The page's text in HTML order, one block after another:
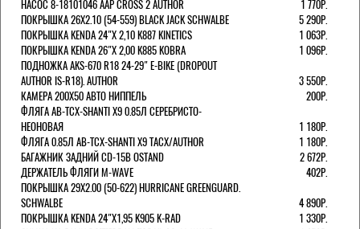
НАСОС 8-18101046 AAP CROSS 2 AUTHOR
1 770Р.
ПОКРЫШКА 26X2.10 (54-559) BLACK JACK SCHWALBE
5 290Р.
ПОКРЫШКА KENDA 24"Х 2,10 K887 KINETICS
1 063Р.
ПОКРЫШКА KENDA 26"Х 2,00 K885 KOBRA
1 096Р.
ПОДНОЖКА AKS-670 R18 24-29" E-BIKE (DROPOUT
AUTHOR IS-R18). AUTHOR
3 550Р.
КАМЕРА 200Х50 АВТО НИППЕЛЬ
200Р.
ФЛЯГА AB-TCX-SHANTI X9 0.85Л СЕРЕБРИСТО-
НЕОНОВАЯ
1 180Р.
ФЛЯГА 0.85Л AB-TCX-SHANTI X9 TACX/AUTHOR
1 180Р.
БАГАЖНИК ЗАДНИЙ CD-15B OSTAND
2 672Р.
ДЕРЖАТЕЛЬ ФЛЯГИ M-WAVE
402Р.
ПОКРЫШКА 29X2.00 (50-622) HURRICANE GREENGUARD.
SCHWALBE
4 890Р.
ПОКРЫШКА KENDA 24"Х1,95 K905 K-RAD
1 330Р.